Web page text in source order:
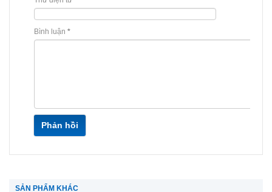
Bình luận *
Phản hồi
SẢN PHẨM KHÁC